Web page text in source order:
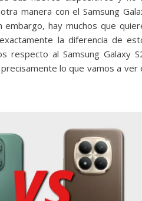
manera con el Samsung
embargo, hay muchos que
la diferencia de
respecto al Samsung Galaxy
lo que vamos a ver